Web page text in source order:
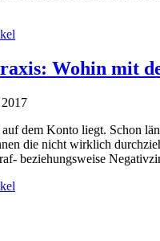
Wohin mit
dem Konto liegt. Schon
die nicht wirklich
beziehungsweise